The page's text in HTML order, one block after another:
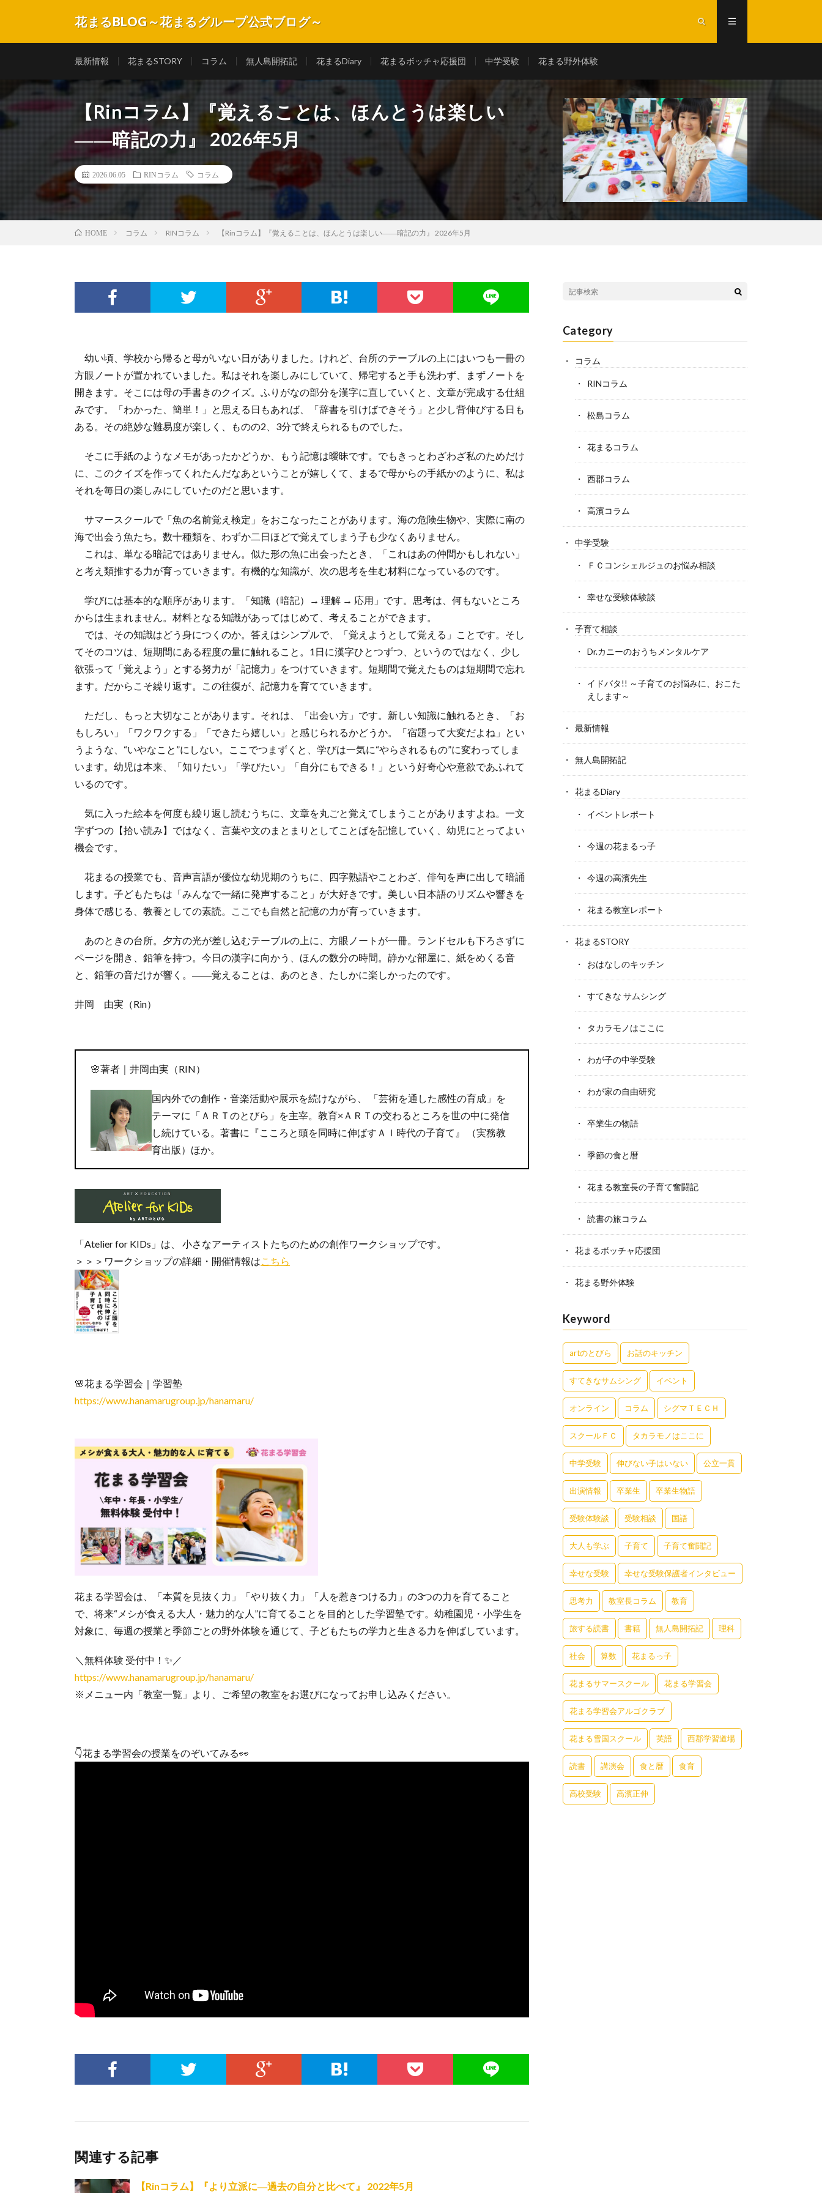
花まるBLOG～花まるグループ公式ブログ～
最新情報 花まるSTORY コラム 無人島開拓記 花まるDiary 花まるボッチャ応援団 中学受験 花まる野外体験
【Rinコラム】『覚えることは、ほんとうは楽しい
――暗記の力』 2026年5月
2026.06.05 RINコラム コラム
HOME コラム RINコラム 【Rinコラム】『覚えることは、ほんとうは楽しい――暗記の力』 2026年5月
幼い頃、学校から帰ると母がいない日がありました。けれど、台所のテーブルの上にはいつも一冊の
方眼ノートが置かれていました。私はそれを楽しみにしていて、帰宅すると手も洗わず、まずノートを
開きます。そこには母の手書きのクイズ。ふりがなの部分を漢字に直していくと、文章が完成する仕組
みです。「わかった、簡単！」と思える日もあれば、「辞書を引けばできそう」と少し背伸びする日も
ある。その絶妙な難易度が楽しく、ものの2、3分で終えられるものでした。
そこに手紙のようなメモがあったかどうか、もう記憶は曖昧です。でもきっとわざわざ私のためだけ
に、このクイズを作ってくれたんだなあということが嬉しくて、まるで母からの手紙かのように、私は
それを毎日の楽しみにしていたのだと思います。
サマースクールで「魚の名前覚え検定」をおこなったことがあります。海の危険生物や、実際に南の
海で出会う魚たち。数十種類を、わずか二日ほどで覚えてしまう子も少なくありません。
これは、単なる暗記ではありません。似た形の魚に出会ったとき、「これはあの仲間かもしれない」
と考え類推する力が育っていきます。有機的な知識が、次の思考を生む材料になっているのです。
学びには基本的な順序があります。「知識（暗記）→ 理解 → 応用」です。思考は、何もないところ
からは生まれません。材料となる知識があってはじめて、考えることができます。
では、その知識はどう身につくのか。答えはシンプルで、「覚えようとして覚える」ことです。そし
てそのコツは、短期間にある程度の量に触れること。1日に漢字ひとつずつ、というのではなく、少し
欲張って「覚えよう」とする努力が「記憶力」をつけていきます。短期間で覚えたものは短期間で忘れ
ます。だからこそ繰り返す。この往復が、記憶力を育てていきます。
ただし、もっと大切なことがあります。それは、「出会い方」です。新しい知識に触れるとき、「お
もしろい」「ワクワクする」「できたら嬉しい」と感じられるかどうか。「宿題って大変だよね」とい
うような、“いやなこと”にしない。ここでつまずくと、学びは一気に“やらされるもの”に変わってしま
います。幼児は本来、「知りたい」「学びたい」「自分にもできる！」という好奇心や意欲であふれて
いるのです。
気に入った絵本を何度も繰り返し読むうちに、文章を丸ごと覚えてしまうことがありますよね。一文
字ずつの【拾い読み】ではなく、言葉や文のまとまりとしてことばを記憶していく、幼児にとってよい
機会です。
花まるの授業でも、音声言語が優位な幼児期のうちに、四字熟語やことわざ、俳句を声に出して暗誦
します。子どもたちは「みんなで一緒に発声すること」が大好きです。美しい日本語のリズムや響きを
身体で感じる、教養としての素読。ここでも自然と記憶の力が育っていきます。
あのときの台所。夕方の光が差し込むテーブルの上に、方眼ノートが一冊。ランドセルも下ろさずに
ページを開き、鉛筆を持つ。今日の漢字に向かう、ほんの数分の時間。静かな部屋に、紙をめくる音
と、鉛筆の音だけが響く。――覚えることは、あのとき、たしかに楽しかったのです。
井岡 由実（Rin）
🌸著者｜井岡由実（RIN）
国内外での創作・音楽活動や展示を続けながら、 「芸術を通した感性の育成」を
テーマに「ＡＲＴのとびら」を主宰。教育×ＡＲＴの交わるところを世の中に発信
し続けている。著書に『こころと頭を同時に伸ばすＡＩ時代の子育て』 （実務教
育出版）ほか。
「Atelier for KIDs」は、 小さなアーティストたちのための創作ワークショップです。
＞＞＞ワークショップの詳細・開催情報はこちら
🌸花まる学習会｜学習塾
https://www.hanamarugroup.jp/hanamaru/
花まる学習会は、「本質を見抜く力」「やり抜く力」「人を惹きつける力」の3つの力を育てること
で、将来“メシが食える大人・魅力的な人”に育てることを目的とした学習塾です。幼稚園児・小学生を
対象に、毎週の授業と季節ごとの野外体験を通じて、子どもたちの学力と生きる力を伸ばしています。
＼無料体験 受付中！✨／
https://www.hanamarugroup.jp/hanamaru/
※メニュー内「教室一覧」より、ご希望の教室をお選びになってお申し込みください。
👇花まる学習会の授業をのぞいてみる👀
関連する記事
【Rinコラム】『より立派に―過去の自分と比べて』 2022年5月
Category
コラム
RINコラム
松島コラム
花まるコラム
西郡コラム
高濱コラム
中学受験
ＦＣコンシェルジュのお悩み相談
幸せな受験体験談
子育て相談
Dr.カニーのおうちメンタルケア
イドバタ!! ～子育てのお悩みに、おこた
えします～
最新情報
無人島開拓記
花まるDiary
イベントレポート
今週の花まるっ子
今週の高濱先生
花まる教室レポート
花まるSTORY
おはなしのキッチン
すてきな サムシング
タカラモノはここに
わが子の中学受験
わが家の自由研究
卒業生の物語
季節の食と暦
花まる教室長の子育て奮闘記
読書の旅コラム
花まるボッチャ応援団
花まる野外体験
Keyword
artのとびら お話のキッチン
すてきなサムシング イベント
オンライン コラム シグマＴＥＣＨ
スクールＦＣ タカラモノはここに
中学受験 伸びない子はいない 公立一貫
出演情報 卒業生 卒業生物語
受験体験談 受験相談 国語
大人も学ぶ 子育て 子育て奮闘記
幸せな受験 幸せな受験保護者インタビュー
思考力 教室長コラム 教育
旅する読書 書籍 無人島開拓記 理科
社会 算数 花まるっ子
花まるサマースクール 花まる学習会
花まる学習会アルゴクラブ
花まる雪国スクール 英語 西郡学習道場
読書 講演会 食と暦 食育
高校受験 高濱正伸